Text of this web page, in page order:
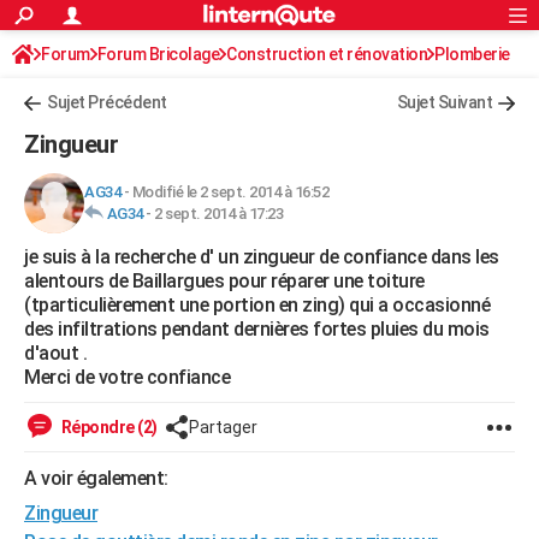
ACTUALITÉS
Politique
Société
Faits Divers
Education
Monde
Villes
+
FINANCE
Retraite
Impôts
Epargne
Immobilier
Risques naturels par ville
Banque
Assurance
Crédit
AUTO
Essais
Réserver un essai
Citadines
Berlines
SUV
Forum auto
+HIGH-TECH
Mobiles
Meilleur smartphone
Internet
Ordinateurs
Jeux vidéo
Guide high-tech
+BRICOLAGE
Forum
Aménagement intérieur
Extérieur
Cuisine
Salle de bains
Jardinage
Rangement
WEEK-END
Guides de France
Escapades
Patrimoine
Expositions
Musées
Week-end nature
LIFESTYLE
SANTE
Alimentation
Guide de la santé
Maladies
Médicaments
Sommeil
VOYAGE
Rechercher
S'inscrire
Connexion
Forum Forum Bricolage Construction et rénovation Plomberie
Sujet Précédent Sujet Suivant
Zingueur
AG34- Modifié le 2 sept. 2014 à 16:52
AG34- 2 sept. 2014 à 17:23
je suis à la recherche d' un zingueur de confiance dans les
alentours de Baillargues pour réparer une toiture
(tparticulièrement une portion en zing) qui a occasionné
des infiltrations pendant dernières fortes pluies du mois
d'aout .
Merci de votre confiance
Répondre (2) Partager
A voir également:
Zingueur